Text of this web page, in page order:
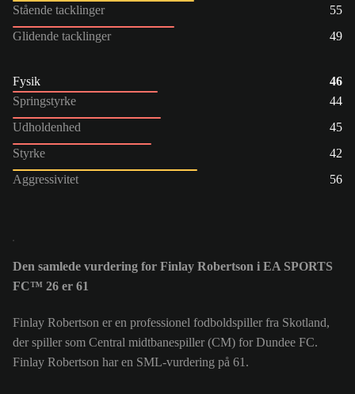
Stående tacklinger
55
Glidende tacklinger
49
Fysik
46
Springstyrke
44
Udholdenhed
45
Styrke
42
Aggressivitet
56
Den samlede vurdering for Finlay Robertson i EA SPORTS
FC™ 26 er 61
Finlay Robertson er en professionel fodboldspiller fra Skotland,
der spiller som Central midtbanespiller (CM) for Dundee FC.
Finlay Robertson har en SML-vurdering på 61.